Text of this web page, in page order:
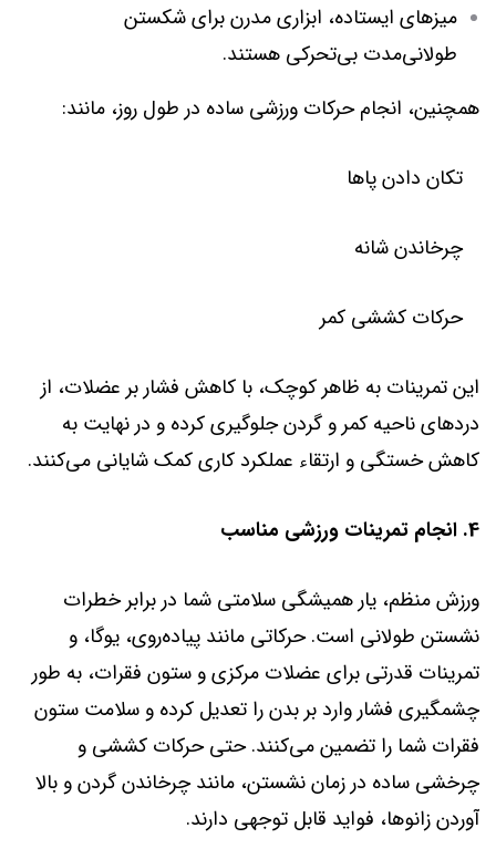
میزهای ایستاده، ابزاری مدرن برای شکستن
طولانی‌مدت بی‌تحرکی هستند.
همچنین، انجام حرکات ورزشی ساده در طول روز، مانند:
تکان دادن پاها
چرخاندن شانه
حرکات کششی کمر
این تمرینات به ظاهر کوچک، با کاهش فشار بر عضلات، از
دردهای ناحیه کمر و گردن جلوگیری کرده و در نهایت به
کاهش خستگی و ارتقاء عملکرد کاری کمک شایانی می‌کنند.
4. انجام تمرینات ورزشی مناسب
ورزش منظم، یار همیشگی سلامتی شما در برابر خطرات
نشستن طولانی است. حرکاتی مانند پیاده‌روی، یوگا، و
تمرینات قدرتی برای عضلات مرکزی و ستون فقرات، به طور
چشمگیری فشار وارد بر بدن را تعدیل کرده و سلامت ستون
فقرات شما را تضمین می‌کنند. حتی حرکات کششی و
چرخشی ساده در زمان نشستن، مانند چرخاندن گردن و بالا
آوردن زانوها، فواید قابل توجهی دارند.